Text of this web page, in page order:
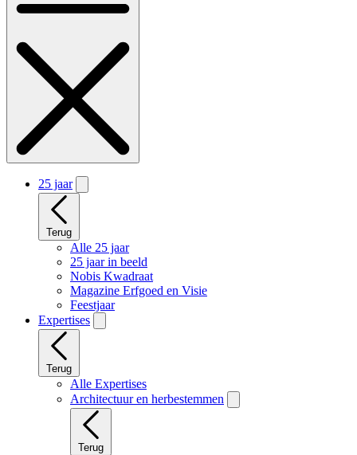
25 jaar
Terug
Alle 25 jaar
25 jaar in beeld
Nobis Kwadraat
Magazine Erfgoed en Visie
Feestjaar
Expertises
Terug
Alle Expertises
Architectuur en herbestemmen
Terug